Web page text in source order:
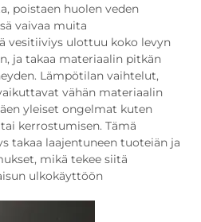
poistaen huolen veden
vaivaa muita
vesitiiviys ulottuu koko levyn
ja takaa materiaalin pitkän
Lämpötilan vaihtelut,
vähän materiaalin
yleiset ongelmat kuten
kerrostumisen. Tämä
takaa laajentuneen tuoteiän ja
mikä tekee siitä
ulkokäyttöön